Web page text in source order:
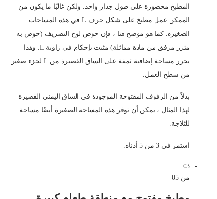
المطبخ محصورة على طول جدار واحد. ولكن غالبًا ما يكون من
الممكن عمل مطبخ على شكل حرف L في هذه المساحات
الصغيرة. كما هو موضح هنا ، فإن حوض لوح التصريف (حوض به
مئزر مرفق من مادة مماثلة) مثبت بإحكام في زاوية L. وهذا
يحرر مساحة إضافية ثمينة على الساق القصيرة من L لجزء صغير
من سطح العمل.
بدلاً من الرفوف المفتوحة الموجودة في الساق اليمنى القصيرة
لهذا المثال ، يمكن أن توفر هذه المساحة الصغيرة أيضًا مساحة
للثلاجة.
استمر في 3 من 5 أدناه.
03
من 05